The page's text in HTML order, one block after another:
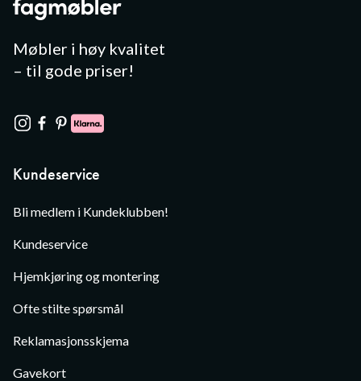
Møbler i høy kvalitet
– til gode priser!
Kundeservice
Bli medlem i Kundeklubben!
Kundeservice
Hjemkjøring og montering
Ofte stilte spørsmål
Reklamasjonsskjema
Gavekort